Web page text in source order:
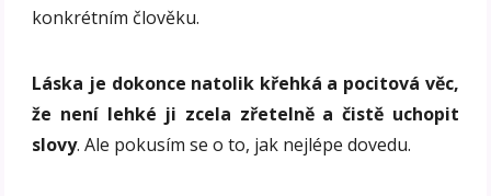
konkrétním člověku.
Láska je dokonce natolik křehká a pocitová věc,
že není lehké ji zcela zřetelně a čistě uchopit
slovy. Ale pokusím se o to, jak nejlépe dovedu.